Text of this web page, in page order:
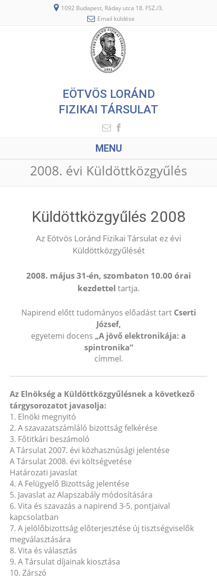
1092 Budapest, Ráday utca 18. FSZ./3.
Email küldése
EÖTVÖS LORÁND
FIZIKAI TÁRSULAT
MENU
2008. évi Küldöttközgyűlés
Küldöttközgyűlés 2008
Az Eötvös Loránd Fizikai Társulat ez évi
Küldöttközgyűlését
2008. május 31-én, szombaton 10.00 órai
kezdettel tartja.
Napirend előtt tudományos előadást tart Cserti
József,
egyetemi docens „A jövő elektronikája: a
spintronika”
címmel.
Az Elnökség a Küldöttközgyűlésnek a következő
tárgysorozatot javasolja:
1. Elnöki megnyitó
2. A szavazatszámláló bizottság felkérése
3. Főtitkári beszámoló
A Társulat 2007. évi közhasznúsági jelentése
A Társulat 2008. évi költségvetése
Határozati javaslat
4. A Felügyelő Bizottság jelentése
5. Javaslat az Alapszabály módosítására
6. Vita és szavazás a napirend 3-5. pontjaival
kapcsolatban
7. A jelölőbizottság előterjesztése új tisztségviselők
megválasztására
8. Vita és választás
9. A Társulat díjainak kiosztása
10. Zárszó